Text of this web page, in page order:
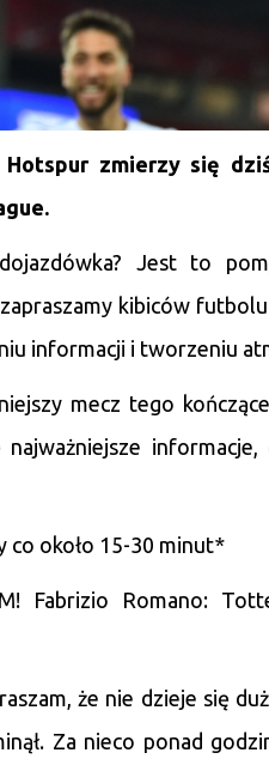
Hotspur zmierzy się
Jest to
kibiców
informacji i tworzeniu
mecz tego
najważniejsze
co około 15-30 minut*
Fabrizio Romano:
że nie dzieje się
Za nieco ponad